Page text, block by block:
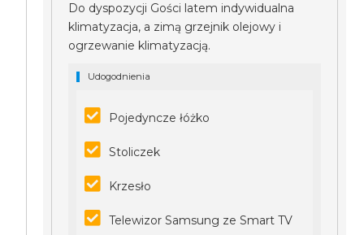
Do dyspozycji Gości latem indywidualna
klimatyzacja, a zimą grzejnik olejowy i
ogrzewanie klimatyzacją.
Udogodnienia
Pojedyncze łóżko
Stoliczek
Krzesło
Telewizor Samsung ze Smart TV